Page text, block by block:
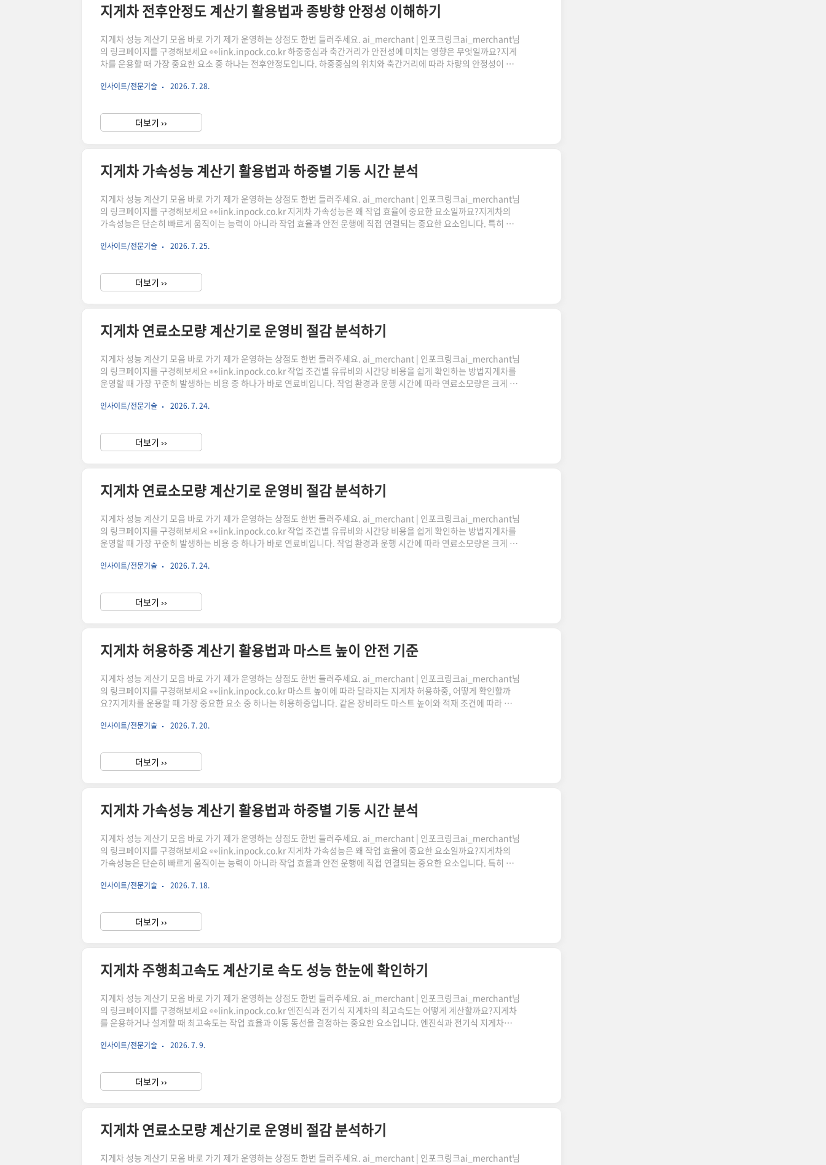
지게차 전후안정도 계산기 활용법과 종방향 안정성 이해하기
지게차 성능 계산기 모음 바로 가기 제가 운영하는 상점도 한번 들러주세요. ai_merchant | 인포크링크ai_merchant님
의 링크페이지를 구경해보세요 👀link.inpock.co.kr 하중중심과 축간거리가 안전성에 미치는 영향은 무엇일까요?지게
차를 운용할 때 가장 중요한 요소 중 하나는 전후안정도입니다. 하중중심의 위치와 축간거리에 따라 차량의 안정성이 크
념과 계산 요소를 살펴보고, 관련 계산기를 활용하는 방법까지 함께 알아보겠습니다.전후안정도란 무엇인가쿠팡링크 클
인사이트/전문기술 2026. 7. 28.
더보기 ››
지게차 가속성능 계산기 활용법과 하중별 기동 시간 분석
지게차 성능 계산기 모음 바로 가기 제가 운영하는 상점도 한번 들러주세요. ai_merchant | 인포크링크ai_merchant님
의 링크페이지를 구경해보세요 👀link.inpock.co.kr 지게차 가속성능은 왜 작업 효율에 중요한 요소일까요?지게차의
가속성능은 단순히 빠르게 움직이는 능력이 아니라 작업 효율과 안전 운행에 직접 연결되는 중요한 요소입니다. 특히 적
산기를 활용하면 하중 조건에 따른 가속 특성을 손쉽게 확인할 수 있습니다.지게차 가속성능이란 무엇인가쿠팡링크 클릭
인사이트/전문기술 2026. 7. 25.
더보기 ››
지게차 연료소모량 계산기로 운영비 절감 분석하기
지게차 성능 계산기 모음 바로 가기 제가 운영하는 상점도 한번 들러주세요. ai_merchant | 인포크링크ai_merchant님
의 링크페이지를 구경해보세요 👀link.inpock.co.kr 작업 조건별 유류비와 시간당 비용을 쉽게 확인하는 방법지게차를
운영할 때 가장 꾸준히 발생하는 비용 중 하나가 바로 연료비입니다. 작업 환경과 운행 시간에 따라 연료소모량은 크게 달
당 운영비를 확인할 수 있도록 구성되어 있어 효율적인 비용 관리에 활용할 수 있습니다.지게차 운영에서 연료비가 중요
인사이트/전문기술 2026. 7. 24.
더보기 ››
지게차 연료소모량 계산기로 운영비 절감 분석하기
지게차 성능 계산기 모음 바로 가기 제가 운영하는 상점도 한번 들러주세요. ai_merchant | 인포크링크ai_merchant님
의 링크페이지를 구경해보세요 👀link.inpock.co.kr 작업 조건별 유류비와 시간당 비용을 쉽게 확인하는 방법지게차를
운영할 때 가장 꾸준히 발생하는 비용 중 하나가 바로 연료비입니다. 작업 환경과 운행 시간에 따라 연료소모량은 크게 달
당 운영비를 확인할 수 있도록 구성되어 있어 효율적인 비용 관리에 활용할 수 있습니다.지게차 운영에서 연료비가 중요
인사이트/전문기술 2026. 7. 24.
더보기 ››
지게차 허용하중 계산기 활용법과 마스트 높이 안전 기준
지게차 성능 계산기 모음 바로 가기 제가 운영하는 상점도 한번 들러주세요. ai_merchant | 인포크링크ai_merchant님
의 링크페이지를 구경해보세요 👀link.inpock.co.kr 마스트 높이에 따라 달라지는 지게차 허용하중, 어떻게 확인할까
요?지게차를 운용할 때 가장 중요한 요소 중 하나는 허용하중입니다. 같은 장비라도 마스트 높이와 적재 조건에 따라 실제
른 적재 안전 기준을 살펴보겠습니다. 관련 계산이 필요한 경우 아래 페이지를 활용할 수 있습니다.https://forklift-
인사이트/전문기술 2026. 7. 20.
더보기 ››
지게차 가속성능 계산기 활용법과 하중별 기동 시간 분석
지게차 성능 계산기 모음 바로 가기 제가 운영하는 상점도 한번 들러주세요. ai_merchant | 인포크링크ai_merchant님
의 링크페이지를 구경해보세요 👀link.inpock.co.kr 지게차 가속성능은 왜 작업 효율에 중요한 요소일까요?지게차의
가속성능은 단순히 빠르게 움직이는 능력이 아니라 작업 효율과 안전 운행에 직접 연결되는 중요한 요소입니다. 특히 적
산기를 활용하면 하중 조건에 따른 가속 특성을 손쉽게 확인할 수 있습니다.지게차 가속성능이란 무엇인가쿠팡링크 클릭
인사이트/전문기술 2026. 7. 18.
더보기 ››
지게차 주행최고속도 계산기로 속도 성능 한눈에 확인하기
지게차 성능 계산기 모음 바로 가기 제가 운영하는 상점도 한번 들러주세요. ai_merchant | 인포크링크ai_merchant님
의 링크페이지를 구경해보세요 👀link.inpock.co.kr 엔진식과 전기식 지게차의 최고속도는 어떻게 계산할까요?지게차
를 운용하거나 설계할 때 최고속도는 작업 효율과 이동 동선을 결정하는 중요한 요소입니다. 엔진식과 전기식 지게차는
리고 속도 분석 시 확인해야 할 주요 항목을 살펴보겠습니다.지게차 최고속도가 중요한 이유지게차의 최고속도는 단순히
인사이트/전문기술 2026. 7. 9.
더보기 ››
지게차 연료소모량 계산기로 운영비 절감 분석하기
지게차 성능 계산기 모음 바로 가기 제가 운영하는 상점도 한번 들러주세요. ai_merchant | 인포크링크ai_merchant님